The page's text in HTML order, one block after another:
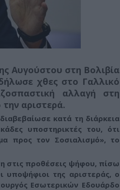
Αυγούστου στη Βολιβία
χθες στο Γαλλικό
αλλαγή στη
αριστερά.
κατά τη διάρκεια
υποστηρικτές του, ότι
προς τον Σοσιαλισμό», το
στις προθέσεις ψήφου, πίσω
υποψήφιοι της αριστεράς, ο
Εσωτερικών Εδουάρδο